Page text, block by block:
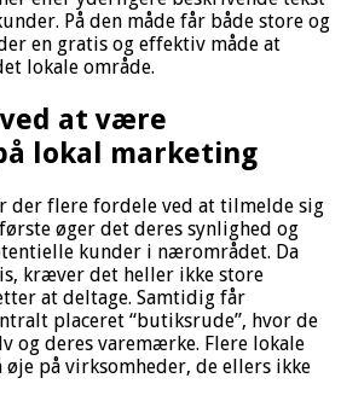
På den måde får både store og
en gratis og effektiv måde at
lokale område.
at være
lokal marketing
der flere fordele ved at tilmelde sig
øger det deres synlighed og
kunder i nærområdet. Da
kræver det heller ikke store
at deltage. Samtidig får
placeret “butiksrude”, hvor de
og deres varemærke. Flere lokale
på virksomheder, de ellers ikke